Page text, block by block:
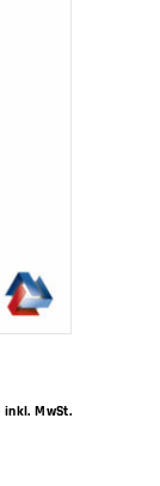
inkl. MwSt.